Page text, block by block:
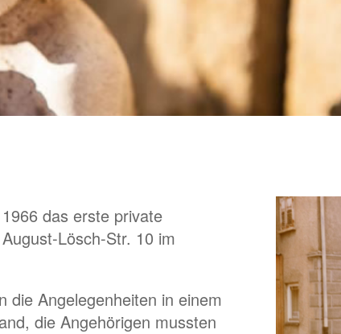
das erste private
Lösch-Str. 10 im
die Angelegenheiten in einem
die Angehörigen mussten